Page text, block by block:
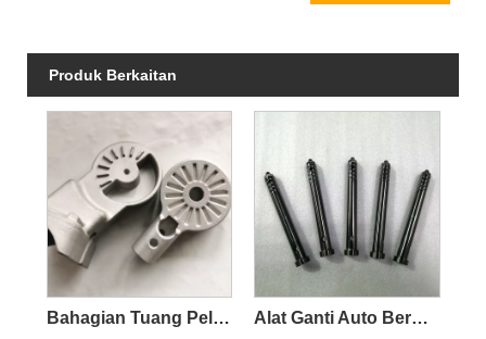
Produk Berkaitan
Bahagian Tuang Pelaburan Keluli Tahan Karat Ketepatan Alat Ganti Auto Bermesin Ketepatan dan Pengikat Auto